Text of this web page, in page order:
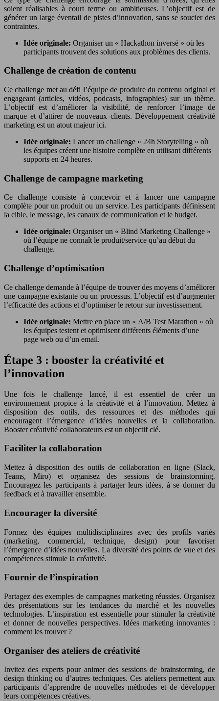
soient réalisables à court terme ou ambitieuses. L’objectif est de
générer un large éventail de pistes d’innovation, sans se soucier des
contraintes.
Idée originale: Organiser un « Hackathon inversé » où les
participants trouvent des solutions aux problèmes des clients.
Challenge de création de contenu
Ce challenge met au défi l’équipe de produire du contenu original et
engageant (articles, vidéos, podcasts, infographies) sur un thème.
L’objectif est d’améliorer la visibilité, de renforcer l’image de
marque et d’attirer de nouveaux clients. Développement créativité
marketing est un atout majeur ici.
Idée originale: Lancer un challenge « 24h Storytelling » où
les équipes créent une histoire complète en utilisant différents
supports en 24 heures.
Challenge de campagne marketing
Ce challenge consiste à concevoir et à lancer une campagne
complète pour un produit ou un service. Les participants définissent
la cible, le message, les canaux de communication et le budget.
Idée originale: Organiser un « Blind Marketing Challenge »
où l’équipe ne connaît le produit/service qu’au début du
challenge.
Challenge d’optimisation
Ce challenge demande à l’équipe de trouver des moyens d’améliorer
une campagne existante ou un processus. L’objectif est d’augmenter
l’efficacité des actions et d’optimiser le retour sur investissement.
Idée originale: Mettre en place un « A/B Test Marathon » où
les équipes testent et optimisent différents éléments d’une
page web ou d’un email.
Étape 3 : booster la créativité et
l’innovation
Une fois le challenge lancé, il est essentiel de créer un
environnement propice à la créativité et à l’innovation. Mettez à
disposition des outils, des ressources et des méthodes qui
encouragent l’émergence d’idées nouvelles et la collaboration.
Booster créativité collaborateurs est un objectif clé.
Faciliter la collaboration
Mettez à disposition des outils de collaboration en ligne (Slack,
Teams, Miro) et organisez des sessions de brainstorming.
Encouragez les participants à partager leurs idées, à se donner du
feedback et à travailler ensemble.
Encourager la diversité
Formez des équipes multidisciplinaires avec des profils variés
(marketing, commercial, technique, design) pour favoriser
l’émergence d’idées nouvelles. La diversité des points de vue et des
compétences stimule la créativité.
Fournir de l’inspiration
Partagez des exemples de campagnes marketing réussies. Organisez
des présentations sur les tendances du marché et les nouvelles
technologies. L’inspiration est essentielle pour stimuler la créativité
et donner de nouvelles perspectives. Idées marketing innovantes :
comment les trouver ?
Organiser des ateliers de créativité
Invitez des experts pour animer des sessions de brainstorming, de
design thinking ou d’autres techniques. Ces ateliers permettent aux
participants d’apprendre de nouvelles méthodes et de développer
leurs compétences créatives.